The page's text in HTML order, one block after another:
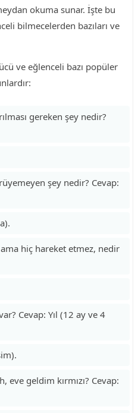
okuma sunar. İşte bu
bilmecelerden bazıları ve
ve eğlenceli bazı popüler
gereken şey nedir?
şey nedir? Cevap:
hiç hareket etmez, nedir
Cevap: Yıl (12 ay ve 4
eve geldim kırmızı? Cevap: